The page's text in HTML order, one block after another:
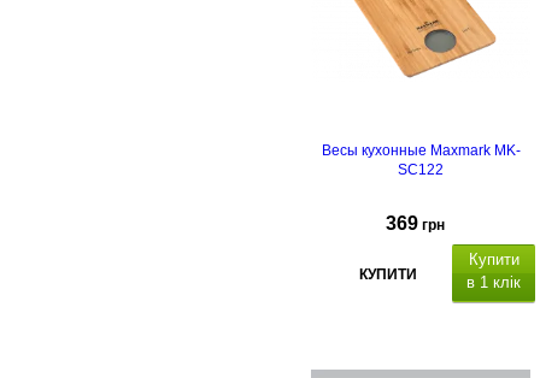
Весы кухонные Maxmark MK-
SC122
369 грн
КУПИТИ
Купити
в 1 клік
с